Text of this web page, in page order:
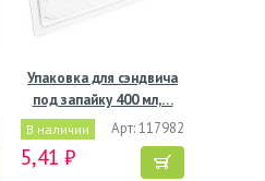
Упаковка для сэндвича
под запайку 400 мл,…
В наличии Арт: 117982
5,41 ₽